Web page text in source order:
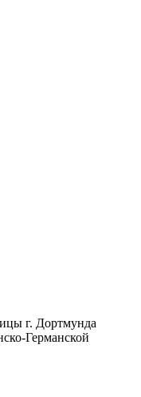
г. Дортмунда
Германской